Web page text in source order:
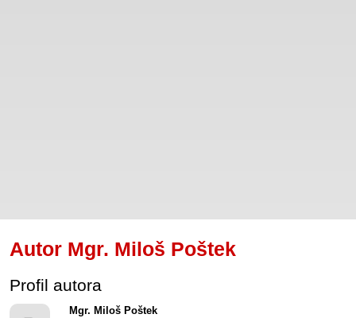
Autor Mgr. Miloš Poštek
Profil autora
Mgr. Miloš Poštek